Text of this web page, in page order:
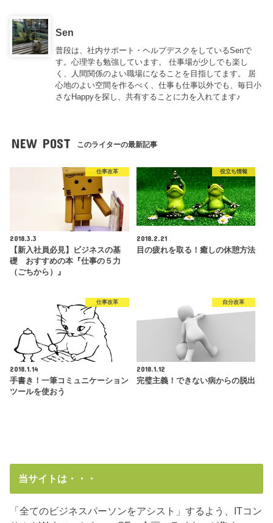
Sen
普段は、社内サポート・ヘルプデスクをしているSenで
す。心理学も勉強しています。 仕事場が少しでも楽し
く、人間関係のよい職場になることを目指してます。 居
心地のよい空間を作るべく、仕事も仕事以外でも、毎日小
さなHappyを探し、共有することに力を入れてます♪
NEW POST このライターの最新記事
仕事改革
2018.3.3
【新入社員必見】ビジネスの基
礎 おすすめの本『仕事の５力
（ごちから）』
役立ち情報
2018.2.21
目の疲れを取る！癒しの休憩方法
仕事改革
2018.1.14
手書き！一筆コミュニケーション
ツールを使おう
自分改革
2018.1.12
完璧主義！できない病からの脱出
当サイトは・・・
「全てのビジネスパーソンをアシスト」するよう、ITコン